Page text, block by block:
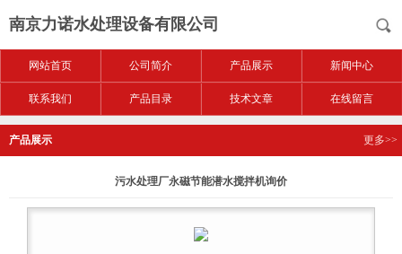
南京力诺水处理设备有限公司
网站首页 公司简介 产品展示 新闻中心
联系我们 产品目录 技术文章 在线留言
产品展示 更多>>
污水处理厂永磁节能潜水搅拌机询价